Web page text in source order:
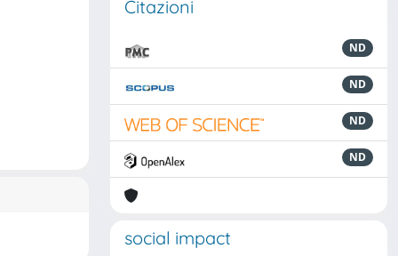
Citazioni
ND
ND
ND
ND
social impact